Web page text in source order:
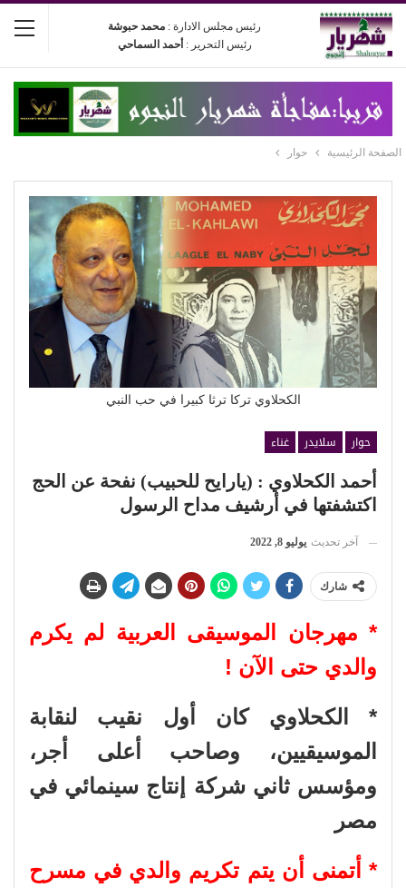
رئيس مجلس الادارة : محمد حبوشة
رئيس التحرير : أحمد السماحي
الصفحة الرئيسية حوار
الكحلاوي تركا ترثا كبيرا في حب النبي
حوار سلايدر
غناء
أحمد الكحلاوي : (يارايح للحبيب) نفحة عن الحج
اكتشفتها في أرشيف مداح الرسول
آخر تحديث يوليو 8, 2022
شارك
* مهرجان الموسيقى العربية لم يكرم
والدي حتى الآن !
* الكحلاوي كان أول نقيب لنقابة
الموسيقيين، وصاحب أعلى أجر،
ومؤسس ثاني شركة إنتاج سينمائي في
مصر
* أتمنى أن يتم تكريم والدي في مسرح